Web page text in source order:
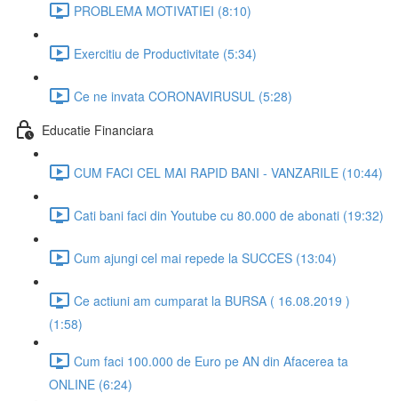
PROBLEMA MOTIVATIEI (8:10)
Exercitiu de Productivitate (5:34)
Ce ne invata CORONAVIRUSUL (5:28)
Educatie Financiara
CUM FACI CEL MAI RAPID BANI - VANZARILE (10:44)
Cati bani faci din Youtube cu 80.000 de abonati (19:32)
Cum ajungi cel mai repede la SUCCES (13:04)
Ce actiuni am cumparat la BURSA ( 16.08.2019 )
(1:58)
Cum faci 100.000 de Euro pe AN din Afacerea ta
ONLINE (6:24)